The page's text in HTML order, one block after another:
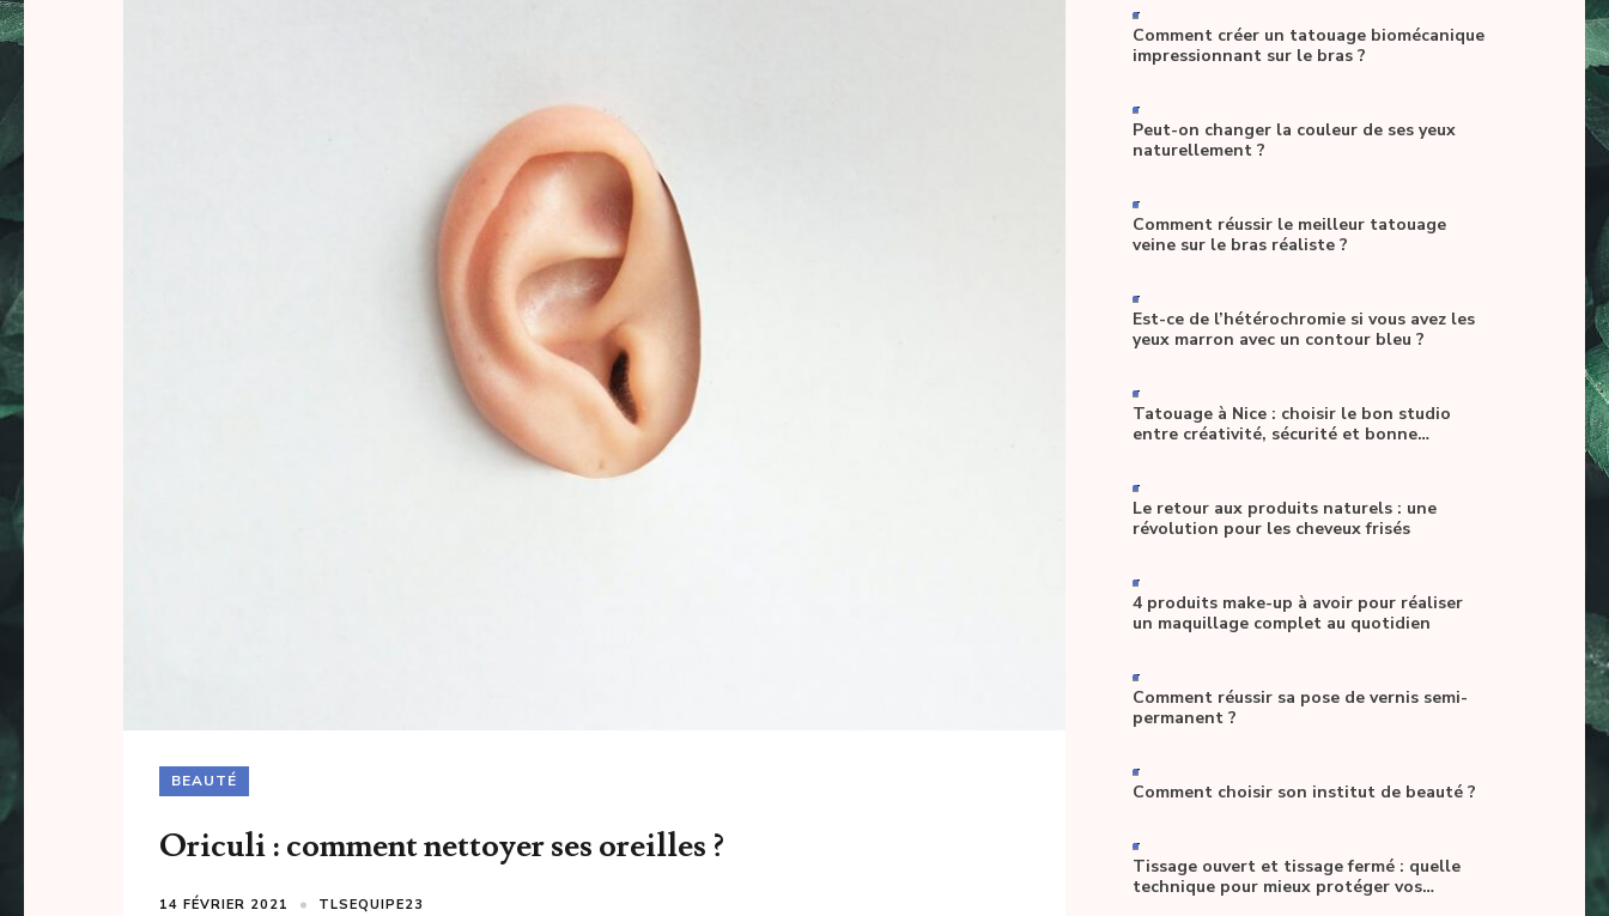
BEAUTÉ
Oriculi : comment nettoyer ses oreilles ?
14 FÉVRIER 2021 TLSEQUIPE23
-
Comment créer un tatouage biomécanique
impressionnant sur le bras ?
-
Peut-on changer la couleur de ses yeux
naturellement ?
-
Comment réussir le meilleur tatouage
veine sur le bras réaliste ?
-
Est-ce de l’hétérochromie si vous avez les
yeux marron avec un contour bleu ?
-
Tatouage à Nice : choisir le bon studio
entre créativité, sécurité et bonne
-
Le retour aux produits naturels : une
révolution pour les cheveux frisés
-
4 produits make-up à avoir pour réaliser
un maquillage complet au quotidien
-
Comment réussir sa pose de vernis semi-
permanent ?
-
Comment choisir son institut de beauté ?
-
Tissage ouvert et tissage fermé : quelle
technique pour mieux protéger vos